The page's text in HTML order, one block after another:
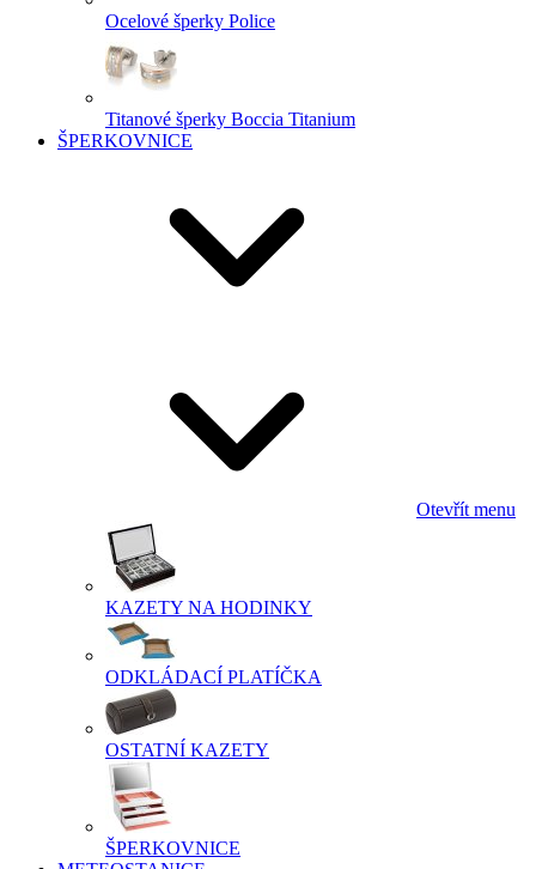
Ocelové šperky Police
Titanové šperky Boccia Titanium
ŠPERKOVNICE
Otevřít menu
KAZETY NA HODINKY
ODKLÁDACÍ PLATÍČKA
OSTATNÍ KAZETY
ŠPERKOVNICE